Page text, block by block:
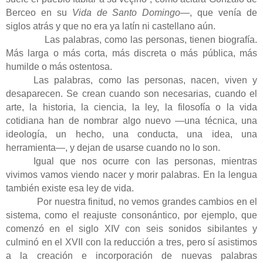
Berceo en su Vida de Santo Domingo—, que venía de
siglos atrás y que no era ya latín ni castellano aún.
Las palabras, como las personas, tienen biografía.
Más larga o más corta, más discreta o más pública, más
humilde o más ostentosa.
Las palabras, como las personas, nacen, viven y
desaparecen. Se crean cuando son necesarias, cuando el
arte, la historia, la ciencia, la ley, la filosofía o la vida
cotidiana han de nombrar algo nuevo —una técnica, una
ideología, un hecho, una conducta, una idea, una
herramienta—, y dejan de usarse cuando no lo son.
Igual que nos ocurre con las personas, mientras
vivimos vamos viendo nacer y morir palabras. En la lengua
también existe esa ley de vida.
Por nuestra finitud, no vemos grandes cambios en el
sistema, como el reajuste consonántico, por ejemplo, que
comenzó en el siglo XIV con seis sonidos sibilantes y
culminó en el XVII con la reducción a tres, pero sí asistimos
a la creación e incorporación de nuevas palabras